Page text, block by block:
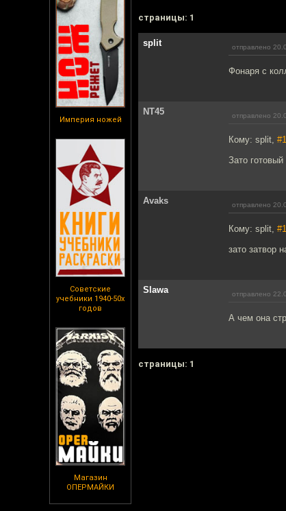
Империя ножей
Советские
учебники 1940-50х
годов
Магазин
ОПЕРМАЙКИ
cтраницы: 1
split отправлено
Фонаря с
NT45 отправлено
Кому: split, #1
Зато готовый
Avaks отправлено
Кому: split, #1
зато затвор
Slawa отправлено
А чем она
cтраницы: 1